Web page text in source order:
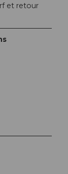
et retour